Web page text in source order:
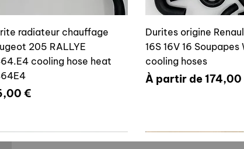
radiateur chauffage
205 RALLYE
cooling hose heat
€
Durites origine
16S 16V 16 Soupapes
cooling hoses
À partir de174,00
Prix promotionnel
6464E4